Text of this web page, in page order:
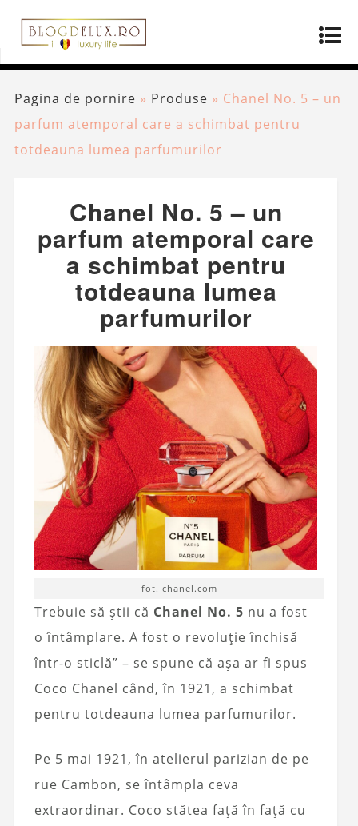
Pagina de pornire » Produse » Chanel No. 5 – un
parfum atemporal care a schimbat pentru
totdeauna lumea parfumurilor
Chanel No. 5 – un
parfum atemporal care
a schimbat pentru
totdeauna lumea
parfumurilor
fot. chanel.com
Trebuie să știi că Chanel No. 5 nu a fost
o întâmplare. A fost o revoluție închisă
într-o sticlă” – se spune că așa ar fi spus
Coco Chanel când, în 1921, a schimbat
pentru totdeauna lumea parfumurilor.
Pe 5 mai 1921, în atelierul parizian de pe
rue Cambon, se întâmpla ceva
extraordinar. Coco stătea față în față cu